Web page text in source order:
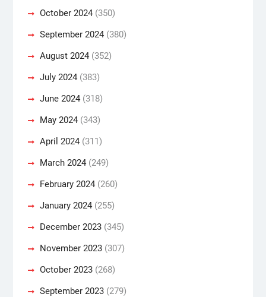
October 2024(350)
September 2024(380)
August 2024(352)
July 2024(383)
June 2024(318)
May 2024(343)
April 2024(311)
March 2024(249)
February 2024(260)
January 2024(255)
December 2023(345)
November 2023(307)
October 2023(268)
September 2023(279)